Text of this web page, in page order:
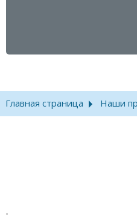
Главная страница Наши